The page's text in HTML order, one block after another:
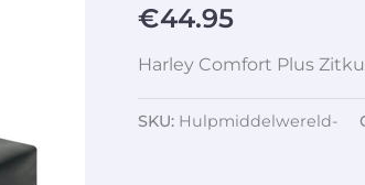
€44.95
Harley Comfort Plus
SKU: Hulpmiddelwereld-